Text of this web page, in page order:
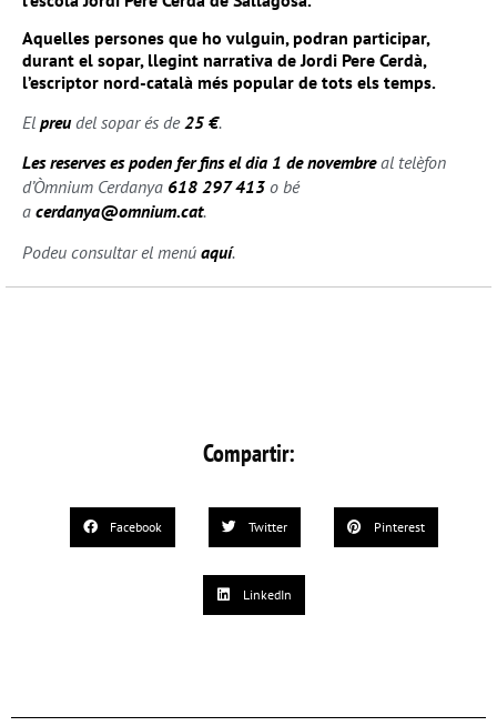
Aquelles persones que ho vulguin, podran participar,
durant el sopar, llegint narrativa de Jordi Pere Cerdà,
l’escriptor nord-català més popular de tots els temps.
El preudel sopar és de 25 €.
Les reserves es poden fer fins el dia 1 de novembreal telèfon
d’Òmnium Cerdanya 618 297 413 o bé
a cerdanya@omnium.cat.
Podeu consultar el menú aquí.
Compartir:
Facebook Twitter Pinterest
LinkedIn